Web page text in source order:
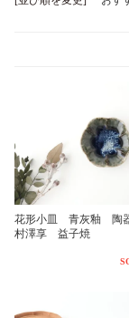
花形小皿 青灰釉 陶
村澤享 益子焼